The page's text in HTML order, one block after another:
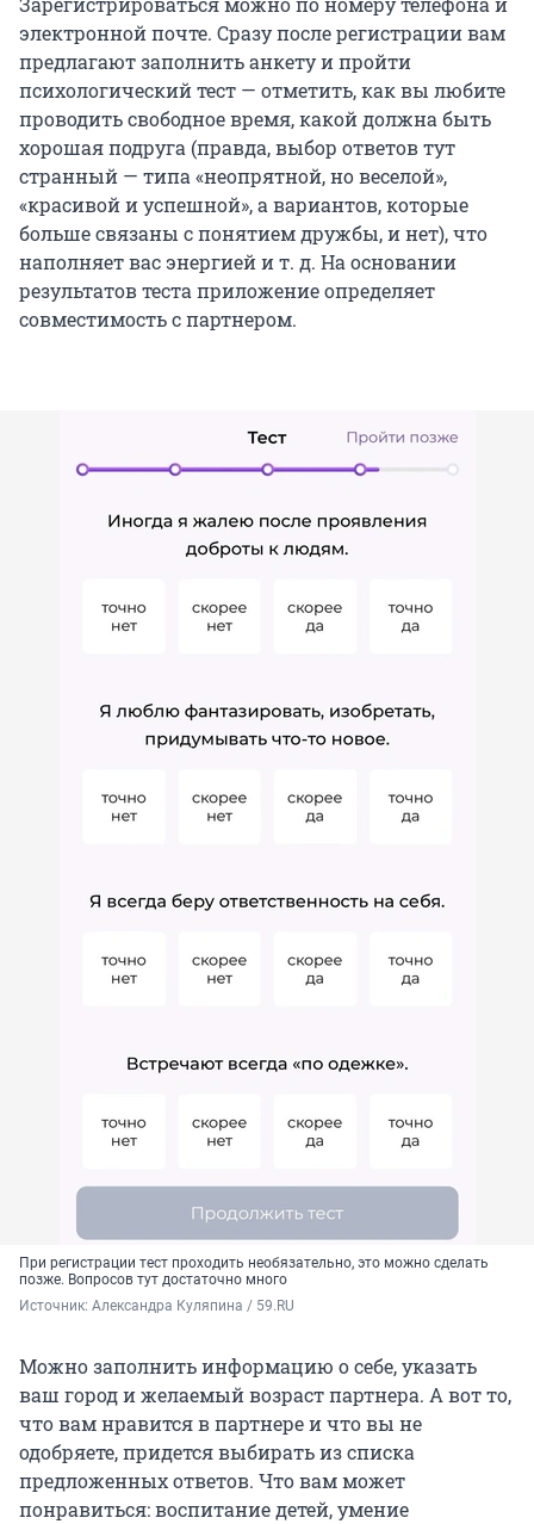
электронной почте. Сразу после регистрации вам
предлагают заполнить анкету и пройти
психологический тест — отметить, как вы любите
проводить свободное время, какой должна быть
хорошая подруга (правда, выбор ответов тут
странный — типа «неопрятной, но веселой»,
«красивой и успешной», а вариантов, которые
больше связаны с понятием дружбы, и нет), что
наполняет вас энергией и т. д. На основании
результатов теста приложение определяет
совместимость с партнером.
При регистрации тест проходить необязательно, это можно сделать
позже. Вопросов тут достаточно много
Источник: Александра Куляпина / 59.RU
Можно заполнить информацию о себе, указать
ваш город и желаемый возраст партнера. А вот то,
что вам нравится в партнере и что вы не
одобряете, придется выбирать из списка
предложенных ответов. Что вам может
понравиться: воспитание детей, умение